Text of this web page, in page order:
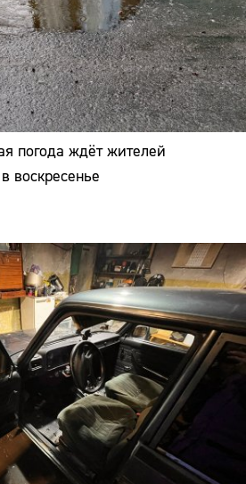
погода ждёт жителей
воскресенье